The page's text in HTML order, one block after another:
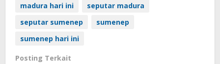
madura hari ini
seputar madura
seputar sumenep
sumenep
sumenep hari ini
Posting Terkait